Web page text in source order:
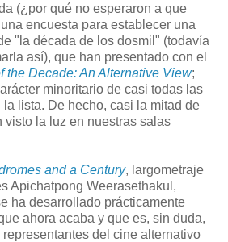
(¿por qué no esperaron a que
encuesta para establecer una
"la década de los dosmil" (todavía
así), que han presentado con el
the Decade: An Alternative View;
minoritario de casi todas las
lista. De hecho, casi la mitad de
visto la luz en nuestras salas
and a Century, largometraje
Apichatpong Weerasethakul,
ha desarrollado prácticamente
ahora acaba y que es, sin duda,
del cine alternativo